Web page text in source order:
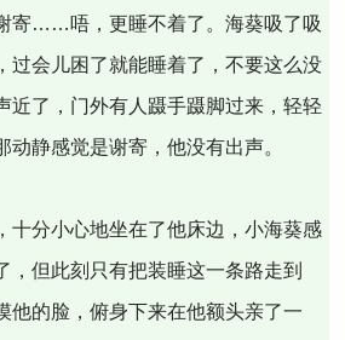
寄……唔，更睡不着了。海葵吸了吸
过会儿困了就能睡着了，不要这么没
近了，门外有人蹑手蹑脚过来，轻轻
动静感觉是谢寄，他没有出声。
分小心地坐在了他床边，小海葵感
，但此刻只有把装睡这一条路走到
他的脸，俯身下来在他额头亲了一